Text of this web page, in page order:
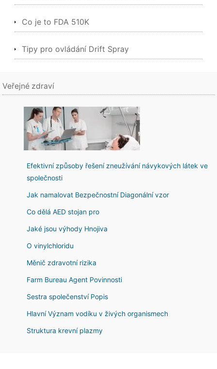
Co je to FDA 510K
Tipy pro ovládání Drift Spray
Veřejné zdraví
Efektivní způsoby řešení zneužívání návykových látek ve
společnosti
Jak namalovat Bezpečnostní Diagonální vzor
Co dělá AED stojan pro
Jaké jsou výhody Hnojiva
O vinylchloridu
Měnič zdravotní rizika
Farm Bureau Agent Povinnosti
Sestra společenství Popis
Hlavní Význam vodíku v živých organismech
Struktura krevní plazmy